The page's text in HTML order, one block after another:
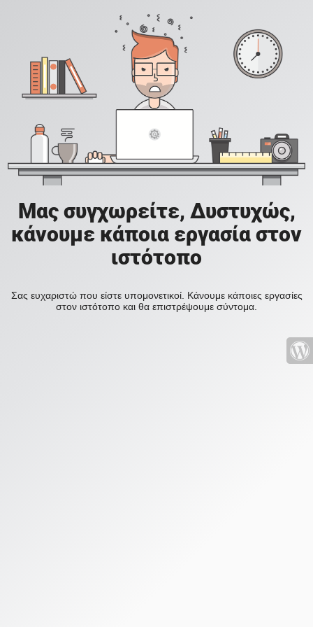
Μας συγχωρείτε, Δυστυχώς,
κάνουμε κάποια εργασία στον
ιστότοπο
Σας ευχαριστώ που είστε υπομονετικοί. Κάνουμε κάποιες εργασίες
στον ιστότοπο και θα επιστρέψουμε σύντομα.